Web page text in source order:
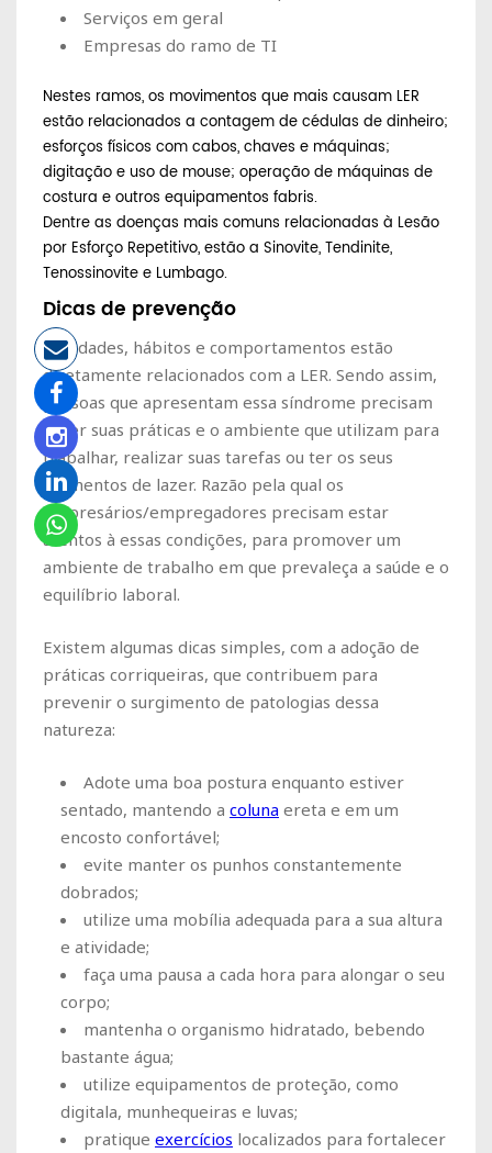
Serviços em geral
Empresas do ramo de TI
Nestes ramos, os movimentos que mais causam LER
estão relacionados a contagem de cédulas de dinheiro;
esforços físicos com cabos, chaves e máquinas;
digitação e uso de mouse; operação de máquinas de
costura e outros equipamentos fabris.
Dentre as doenças mais comuns relacionadas à Lesão
por Esforço Repetitivo, estão a Sinovite, Tendinite,
Tenossinovite e Lumbago.
Dicas de prevenção
Atividades, hábitos e comportamentos estão
diretamente relacionados com a LER. Sendo assim,
pessoas que apresentam essa síndrome precisam
rever suas práticas e o ambiente que utilizam para
trabalhar, realizar suas tarefas ou ter os seus
momentos de lazer. Razão pela qual os
empresários/empregadores precisam estar
atentos à essas condições, para promover um
ambiente de trabalho em que prevaleça a saúde e o
equilíbrio laboral.
Existem algumas dicas simples, com a adoção de
práticas corriqueiras, que contribuem para
prevenir o surgimento de patologias dessa
natureza:
Adote uma boa postura enquanto estiver
sentado, mantendo a coluna ereta e em um
encosto confortável;
evite manter os punhos constantemente
dobrados;
utilize uma mobília adequada para a sua altura
e atividade;
faça uma pausa a cada hora para alongar o seu
corpo;
mantenha o organismo hidratado, bebendo
bastante água;
utilize equipamentos de proteção, como
digitala, munhequeiras e luvas;
pratique exercícios localizados para fortalecer